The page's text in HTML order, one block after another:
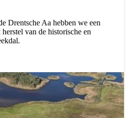
Drentsche Aa hebben we een
van de historische en